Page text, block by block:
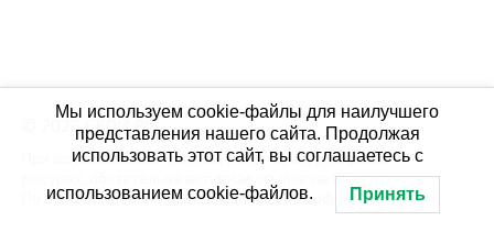
© 2026 СБОЙ.РФ
При использовании данных мониторинга на своих
ресурах, обязательна активная ссылка на Сбой.рф
По всем вопросам пишите: admin@сбой.рф
Мы используем cookie-файлы для наилучшего
представления нашего сайта. Продолжая
использовать этот сайт, вы соглашаетесь с
использованием cookie-файлов. Принять